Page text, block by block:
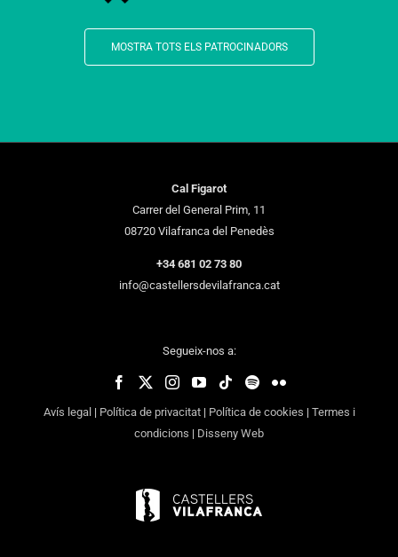
MOSTRA TOTS ELS PATROCINADORS
Cal Figarot
Carrer del General Prim, 11
08720 Vilafranca del Penedès
+34 681 02 73 80
info@castellersdevilafranca.cat
Segueix-nos a:
Avís legal | Política de privacitat| Política de cookies | Termes i
condicions | Disseny Web